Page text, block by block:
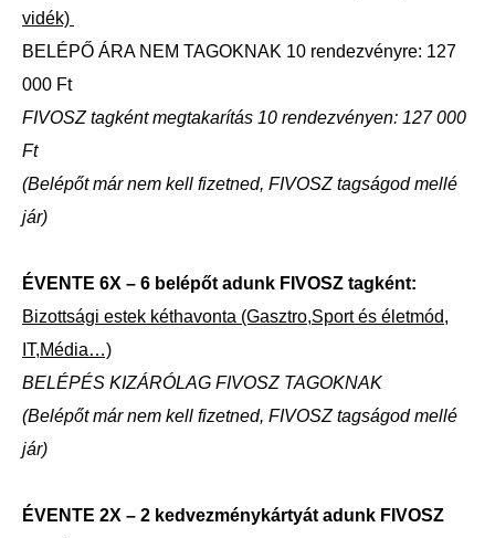
vidék)
BELÉPŐ ÁRA NEM TAGOKNAK 10 rendezvényre: 127
000 Ft
FIVOSZ tagként megtakarítás 10 rendezvényen: 127 000
Ft
(Belépőt már nem kell fizetned, FIVOSZ tagságod mellé
jár)
ÉVENTE 6X – 6 belépőt adunk FIVOSZ tagként:
Bizottsági estek kéthavonta (Gasztro,Sport és életmód,
IT,Média…)
BELÉPÉS KIZÁRÓLAG FIVOSZ TAGOKNAK
(Belépőt már nem kell fizetned, FIVOSZ tagságod mellé
jár)
ÉVENTE 2X – 2 kedvezménykártyát adunk FIVOSZ